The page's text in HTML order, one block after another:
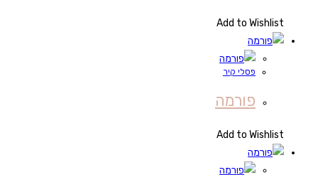
Add to Wishlist
פסלי קיר
פורמה
Add to Wishlist